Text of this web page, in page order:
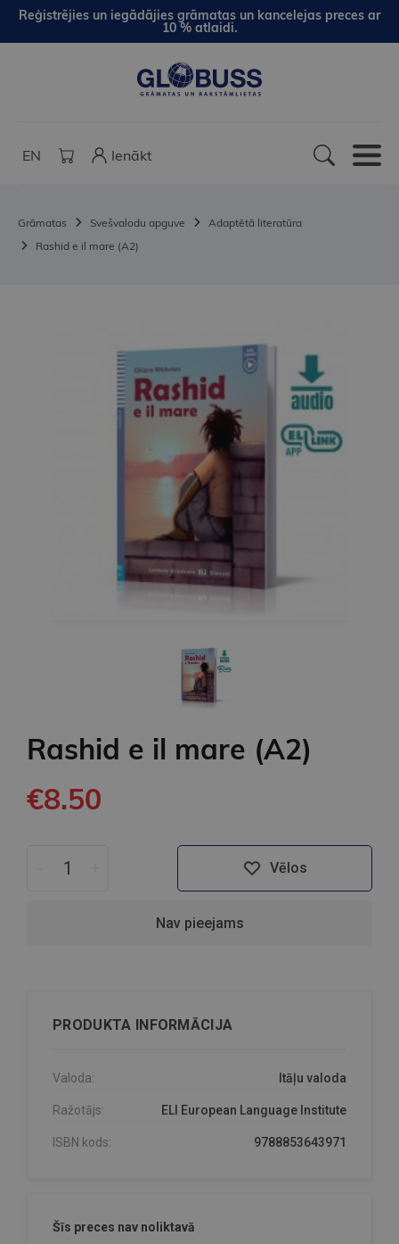
Reģistrējies un iegādājies grāmatas un kancelejas preces ar
10 % atlaidi.
EN Ienākt
Grāmatas Svešvalodu apguve
Adaptētā literatūra
Rashid e il mare (A2)
Rashid e il mare (A2)
€8.50
Vēlos
Nav pieejams
PRODUKTA INFORMĀCIJA
Valoda: Itāļu valoda
Ražotājs: ELI European Language Institute
ISBN kods: 9788853643971
Šīs preces nav noliktavā